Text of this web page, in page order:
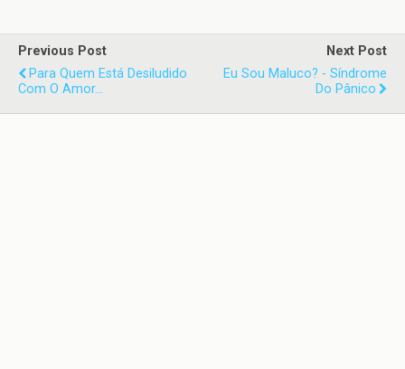
Previous Post
Para Quem Está Desiludido
Com O Amor...
Next Post
Eu Sou Maluco? - Síndrome
Do Pânico